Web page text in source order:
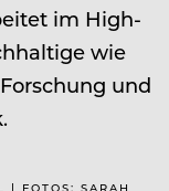
im High­
wie
und
FOTOS: SARAH